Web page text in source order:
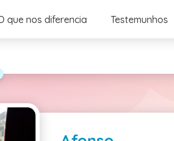
que nos diferencia Testemunhos